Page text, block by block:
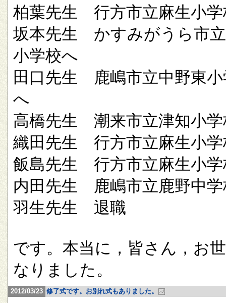
柏葉先生 行方市立麻生小学
坂本先生 かすみがうら市
小学校へ
田口先生 鹿嶋市立中野東小
へ
高橋先生 潮来市立津知小学
織田先生 行方市立麻生小学
飯島先生 行方市立麻生小学
内田先生 鹿嶋市立鹿野中学
羽生先生 退職
です。本当に，皆さん，お
なりました。
2012/03/23 修了式です。お別れ式もありました。